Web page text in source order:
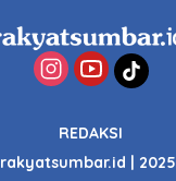
REDAKSI
rakyatsumbar.id | 2025